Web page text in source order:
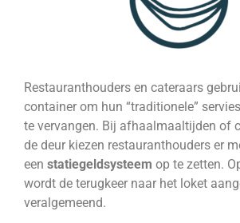
Restauranthouders en cateraars
container om hun “traditionele”
te vervangen. Bij afhaalmaaltijden of
de deur kiezen restauranthouders er
een statiegeldsysteem op te zetten.
wordt de terugkeer naar het loket
veralgemeend.